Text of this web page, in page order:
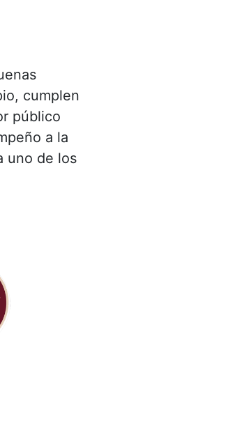
cumplen
público
a la
uno de los